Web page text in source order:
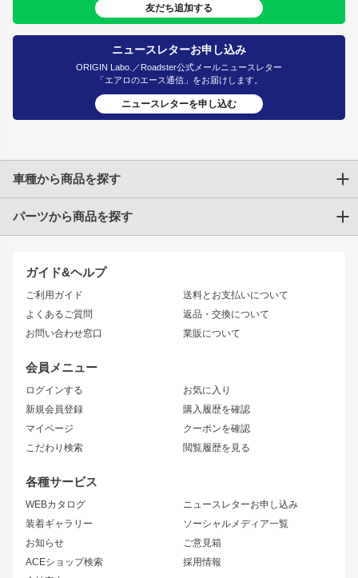
友だち追加する
ニュースレターお申し込み
ORIGIN Labo.／Roadster公式メールニュースレター
「エアロのエース通信」をお届けします。
ニュースレターを申し込む
ガイド&ヘルプ
ご利用ガイド
よくあるご質問
お問い合わせ窓口
送料とお支払いについて
返品・交換について
業販について
会員メニュー
ログインする
新規会員登録
マイページ
こだわり検索
お気に入り
購入履歴を確認
クーポンを確認
閲覧履歴を見る
各種サービス
WEBカタログ
装着ギャラリー
お知らせ
ACEショップ検索
ニュースレターお申し込み
ソーシャルメディア一覧
ご意見箱
採用情報
車種から商品を探す
トヨタ
JZX90 CHASER
JZX110 MARK II
JZX100 MARK II
JZX90 MARK II
トレノ
マークX
アリスト
ソアラ
アルテッツァ
ニッサン
S15 シルビア
S14 シルビア 後期
S13 シルビア
180SX
シルエイティ
ワンビア
ローレル
セフィーロ
キャラバン
パーツから商品を探す
エアロシリーズ
ドリフトライン
風神
雷神
レーシングライン
アタックライン
ストリームライン
リアウイング
ジムニーパーツ
ホイール
MUD-S7
まつど家 鉄漢